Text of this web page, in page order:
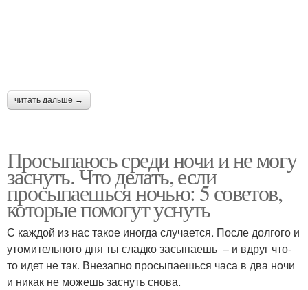
читать дальше →
Просыпаюсь среди ночи и не могу
заснуть. Что делать, если
просыпаешься ночью: 5 советов,
которые помогут уснуть
С каждой из нас такое иногда случается. После долгого и
утомительного дня ты сладко засыпаешь – и вдруг что-
то идет не так. Внезапно просыпаешься часа в два ночи
и никак не можешь заснуть снова.